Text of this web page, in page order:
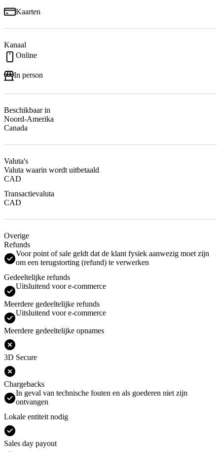
Kaarten
Kanaal
Online
In person
Beschikbaar in
Noord-Amerika
Canada
Valuta's
Valuta waarin wordt uitbetaald
CAD
Transactievaluta
CAD
Overige
Refunds
Voor point of sale geldt dat de klant fysiek aanwezig moet zijn
om een terugstorting (refund) te verwerken
Gedeeltelijke refunds
Uitsluitend voor e-commerce
Meerdere gedeeltelijke refunds
Uitsluitend voor e-commerce
Meerdere gedeeltelijke opnames
3D Secure
Chargebacks
In geval van technische fouten en als goederen niet zijn
ontvangen
Lokale entiteit nodig
Sales day payout